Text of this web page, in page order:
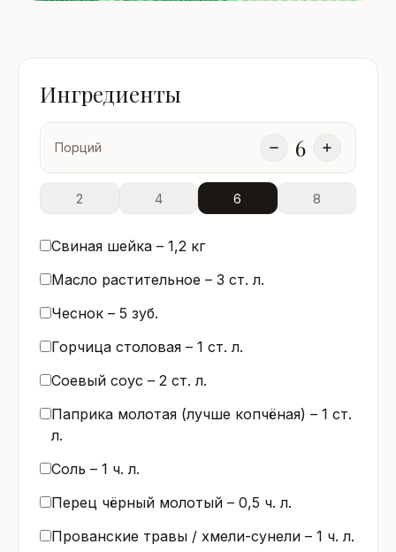
Ингредиенты
Порций 6
2 4 6 8
Свиная шейка – 1,2 кг
Масло растительное – 3 ст. л.
Чеснок – 5 зуб.
Горчица столовая – 1 ст. л.
Соевый соус – 2 ст. л.
Паприка молотая (лучше копчёная) – 1 ст.
л.
Соль – 1 ч. л.
Перец чёрный молотый – 0,5 ч. л.
Прованские травы / хмели-сунели – 1 ч. л.